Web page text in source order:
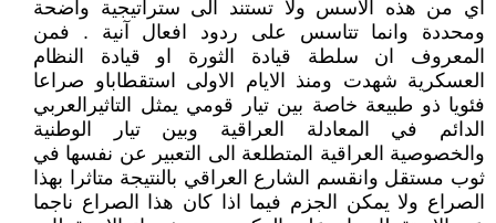
أي من هذه الاسس ولا تستند الى ستراتيجية واضحة
ومحددة وانما تتاسس على ردود افعال آنية . فمن
المعروف ان سلطة قيادة الثورة او قيادة النظام
العسكرية شهدت ومنذ الايام الاولى استقطاباو صراعا
فئويا ذو طبيعة خاصة بين تيار قومي يمثل التاثيرالعربي
الدائم في المعادلة العراقية وبين تيار الوطنية
والخصوصية العراقية المتطلعة الى التعبير عن نفسها في
ثوب مستقل وانقسم الشارع العراقي بالنتيجة متاثرا بهذا
الصراع ولا يمكن الجزم فيما اذا كان هذا الصراع ناجما